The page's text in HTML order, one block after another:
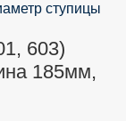
ступицы
603)
185мм,